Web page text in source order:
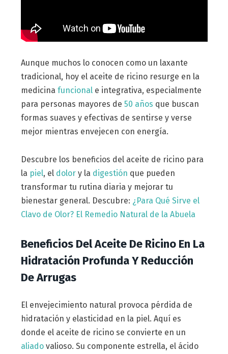
Aunque muchos lo conocen como un laxante
tradicional, hoy el aceite de ricino resurge en la
medicina funcionale integrativa, especialmente
para personas mayores de 50 años que buscan
formas suaves y efectivas de sentirse y verse
mejor mientras envejecen con energía.
Descubre los beneficios del aceite de ricino para
la piel, el dolory la digestión que pueden
transformar tu rutina diaria y mejorar tu
bienestar general. Descubre: ¿Para Qué Sirve el
Clavo de Olor? El Remedio Natural de la Abuela
Beneficios Del Aceite De Ricino En La
Hidratación Profunda Y Reducción
De Arrugas
El envejecimiento natural provoca pérdida de
hidratación y elasticidad en la piel. Aquí es
donde el aceite de ricino se convierte en un
aliadovalioso. Su componente estrella, el ácido